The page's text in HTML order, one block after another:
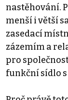
nastěhování.
menší i větší
zasedací
zázemím a
pro
funkční sídlo